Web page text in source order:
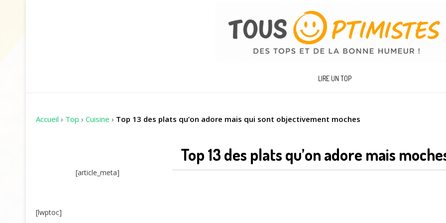
LIRE UN TOP
Accueil › Top › Cuisine › Top 13 des plats qu’on adore mais qui sont objectivement moches
Top 13 des plats qu’on adore mais
[article_meta]
[lwptoc]